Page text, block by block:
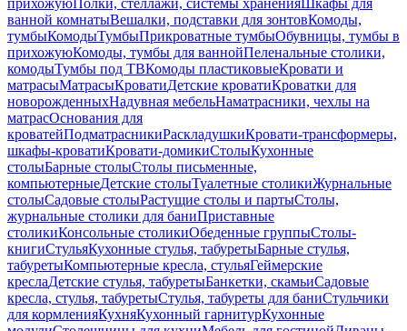
прихожуюПолки, стеллажи, системы храненияШкафы для
ванной комнатыВешалки, подставки для зонтовКомоды,
тумбыКомодыТумбыПрикроватные тумбыОбувницы, тумбы в
прихожуюКомоды, тумбы для ваннойПеленальные столики,
комодыТумбы под ТВКомоды пластиковыеКровати и
матрасыМатрасыКроватиДетские кроватиКроватки для
новорожденныхНадувная мебельНаматрасники, чехлы на
матрасОснования для
кроватейПодматрасникиРаскладушкиКровати-трансформеры,
шкафы-кроватиКровати-домикиСтолыКухонные
столыБарные столыСтолы письменные,
компьютерныеДетские столыТуалетные столикиЖурнальные
столыСадовые столыРастущие столы и партыСтолы,
журнальные столики для баниПриставные
столикиКонсольные столикиОбеденные группыСтолы-
книгиСтульяКухонные стулья, табуретыБарные стулья,
табуретыКомпьютерные кресла, стульяГеймерские
креслаДетские стулья, табуретыБанкетки, скамьиСадовые
кресла, стулья, табуретыСтулья, табуреты для баниСтульчики
для кормленияКухняКухонный гарнитурКухонные